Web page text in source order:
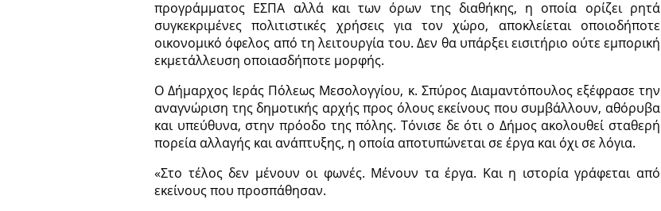
προγράμματος ΕΣΠΑ αλλά και των όρων της διαθήκης, η οποία ορίζει ρητά
συγκεκριμένες πολιτιστικές χρήσεις για τον χώρο, αποκλείεται οποιοδήποτε
οικονομικό όφελος από τη λειτουργία του. Δεν θα υπάρξει εισιτήριο ούτε εμπορική
εκμετάλλευση οποιασδήποτε μορφής.
Ο Δήμαρχος Ιεράς Πόλεως Μεσολογγίου, κ. Σπύρος Διαμαντόπουλος εξέφρασε την
αναγνώριση της δημοτικής αρχής προς όλους εκείνους που συμβάλλουν, αθόρυβα
και υπεύθυνα, στην πρόοδο της πόλης. Τόνισε δε ότι ο Δήμος ακολουθεί σταθερή
πορεία αλλαγής και ανάπτυξης, η οποία αποτυπώνεται σε έργα και όχι σε λόγια.
«Στο τέλος δεν μένουν οι φωνές. Μένουν τα έργα. Και η ιστορία γράφεται από
εκείνους που προσπάθησαν.